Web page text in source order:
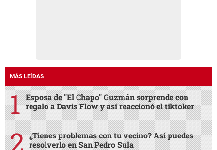
MÁS LEÍDAS
Esposa de "El Chapo" Guzmán sorprende con
regalo a Davis Flow y así reaccionó el tiktoker
¿Tienes problemas con tu vecino? Así puedes
resolverlo en San Pedro Sula